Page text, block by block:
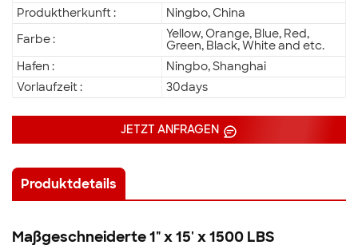
Produktherkunft :
Ningbo, China
Farbe :
Yellow, Orange, Blue, Red,
Green, Black, White and etc.
Hafen :
Ningbo, Shanghai
Vorlaufzeit :
30days
JETZT ANFRAGEN
Produktdetails
Maßgeschneiderte 1" x 15' x 1500 LBS